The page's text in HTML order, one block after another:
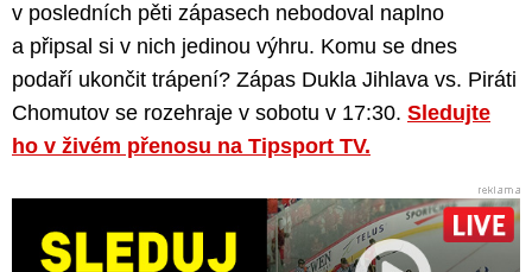
v posledních pěti zápasech nebodoval naplno
a připsal si v nich jedinou výhru. Komu se dnes
podaří ukončit trápení? Zápas Dukla Jihlava vs. Piráti
Chomutov se rozehraje v sobotu v 17:30. Sledujte
ho v živém přenosu na Tipsport TV.